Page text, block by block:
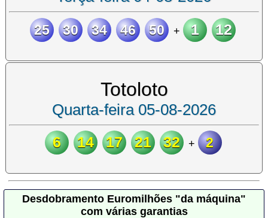
25 30 34 46 50 + 1 12
Totoloto
Quarta-feira 05-08-2026
6 14 17 21 32 + 2
Desdobramento Euromilhões "da máquina"
com várias garantias